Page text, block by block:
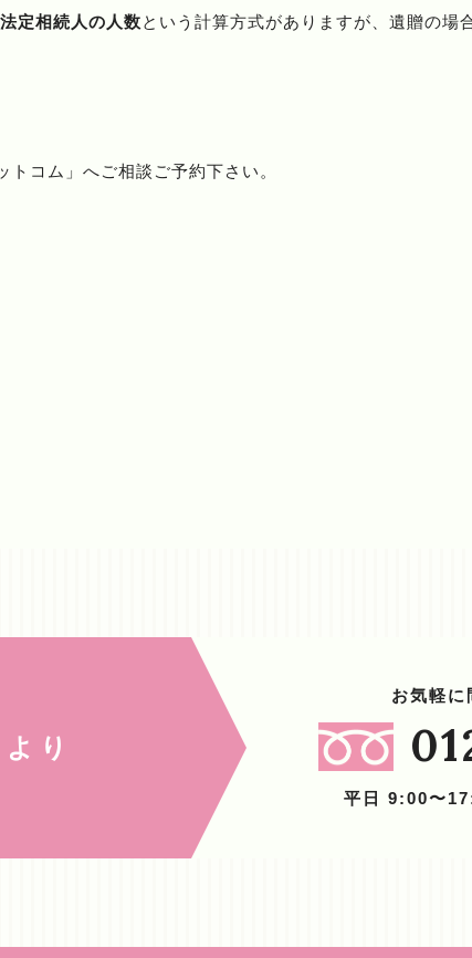
定相続人の人数という計算方式がありますが、遺贈の場
コム」へご相談ご予約下さい。
り
お気軽に
平日 9:00〜